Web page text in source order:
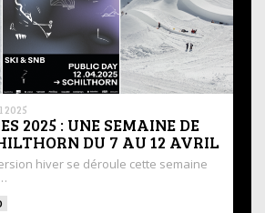
2025
2025 : UNE SEMAINE DE
DU 7 AU 12 AVRIL
hiver se déroule cette semaine